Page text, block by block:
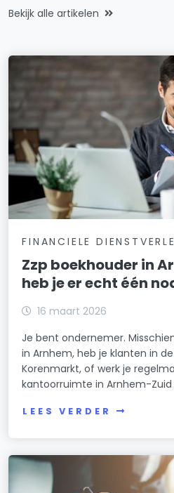
Bekijk alle artikelen
FINANCIELE
Zzp boekhouder in
heb je er echt één
16 maart 2026
Je bent ondernemer.
in Arnhem, heb je klanten in
Korenmarkt, of werk je
kantoorruimte in Arnhem-Zuid
LEES VERDER